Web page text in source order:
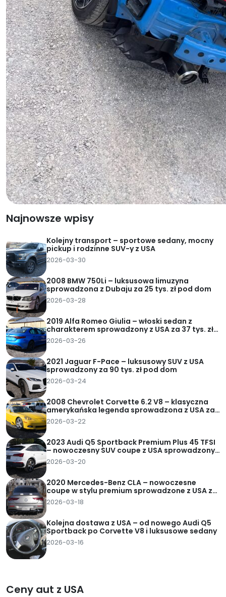
Najnowsze wpisy
Kolejny transport – sportowe sedany, mocny
pickup i rodzinne SUV-y z USA
2026-03-30
2008 BMW 750Li – luksusowa limuzyna
sprowadzona z Dubaju za 25 tys. zł pod dom
2026-03-28
2019 Alfa Romeo Giulia – włoski sedan z
charakterem sprowadzony z USA za 37 tys. zł
pod dom
2026-03-26
2021 Jaguar F-Pace – luksusowy SUV z USA
sprowadzony za 90 tys. zł pod dom
2026-03-24
2008 Chevrolet Corvette 6.2 V8 – klasyczna
amerykańska legenda sprowadzona z USA za
62 tys. zł pod dom
2026-03-22
2023 Audi Q5 Sportback Premium Plus 45 TFSI
– nowoczesny SUV coupe z USA sprowadzony
za 95 tys. zł pod dom
2026-03-20
2020 Mercedes-Benz CLA – nowoczesne
coupe w stylu premium sprowadzone z USA za
82 tys. zł pod dom
2026-03-18
Kolejna dostawa z USA – od nowego Audi Q5
Sportback po Corvette V8 i luksusowe sedany
2026-03-16
Ceny aut z USA